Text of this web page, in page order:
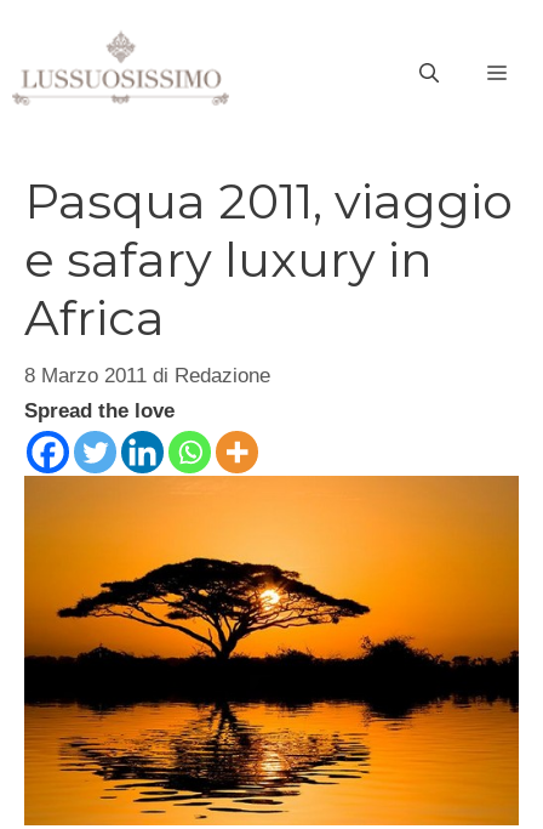
contenuto
Pasqua 2011, viaggio
e safary luxury in
Africa
8 Marzo 2011 di Redazione
Spread the love